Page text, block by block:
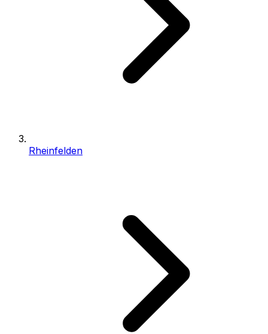
Rheinfelden